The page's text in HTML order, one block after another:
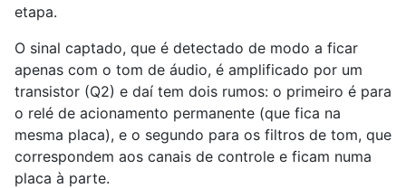
etapa.
O sinal captado, que é detectado de modo a ficar
apenas com o tom de áudio, é amplificado por um
transistor (Q2) e daí tem dois rumos: o primeiro é para
o relé de acionamento permanente (que fica na
mesma placa), e o segundo para os filtros de tom, que
correspondem aos canais de controle e ficam numa
placa à parte.